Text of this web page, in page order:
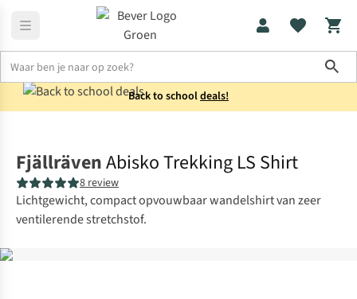
Back to schooldeals!
FjällrävenAbisko Trekking LS Shirt
8 review
Lichtgewicht, compact opvouwbaar wandelshirt van zeer
ventilerende stretchstof.